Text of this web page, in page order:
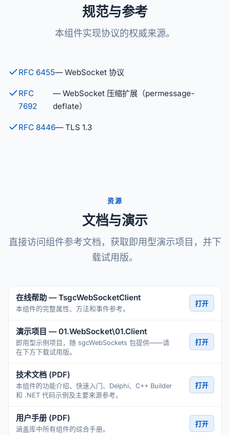
规范与参考
本组件实现协议的权威来源。
RFC 6455— WebSocket 协议
RFC
7692
— WebSocket 压缩扩展（permessage-
deflate）
RFC 8446— TLS 1.3
资源
文档与演示
直接访问组件参考文档，获取即用型演示项目，并下
载试用版。
在线帮助 — TsgcWebSocketClient
本组件的完整属性、方法和事件参考。
打开
演示项目 — 01.WebSocket\01.Client
即用型示例项目，随 sgcWebSockets 包提供——请
在下方下载试用版。
打开
技术文档 (PDF)
本组件的功能介绍、快速入门、Delphi、C++ Builder
和 .NET 代码示例及主要来源参考。
打开
用户手册 (PDF)
涵盖库中所有组件的综合手册。
打开